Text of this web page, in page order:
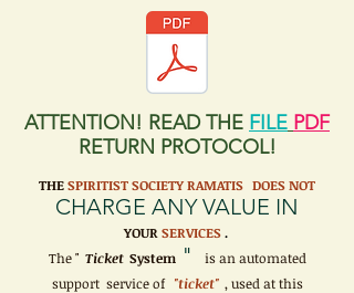
ATTENTION! READ THE FILE PDF
RETURN PROTOCOL!
THESPIRITIST SOCIETY RAMATIS DOES NOT
CHARGE ANY VALUE IN
YOUR SERVICES.
The " Ticket System"
is an automated
support service of "ticket" , used at this